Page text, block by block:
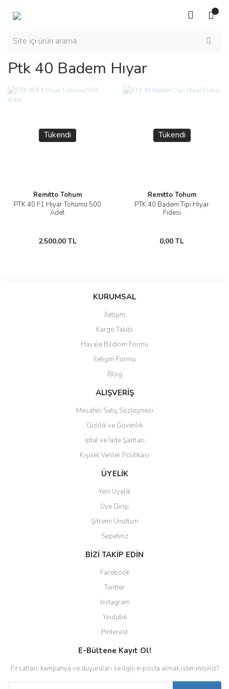
Ptk 40 Badem Hıyar
Tükendi
Remitto Tohum
PTK 40 F1 Hıyar Tohumu 500
Adet
2.500,00 TL
Tükendi
Remitto Tohum
PTK 40 Badem Tipi Hıyar
Fidesi
0,00 TL
KURUMSAL
İletişim
Kargo Takibi
Havale Bildirim Formu
İletişim Formu
Blog
ALIŞVERİŞ
Mesafeli Satış Sözleşmesi
Gizlilik ve Güvenlik
İptal ve İade Şartları
Kişisel Veriler Politikası
ÜYELİK
Yeni Üyelik
Üye Girişi
Şifremi Unuttum
Sepetiniz
BİZİ TAKİP EDİN
Facebook
Twitter
Instagram
Youtube
Pinterest
E-Bültene Kayıt Ol!
Fırsatları, kampanya ve duyuruları ile ilgili e-posta almak ister misiniz?